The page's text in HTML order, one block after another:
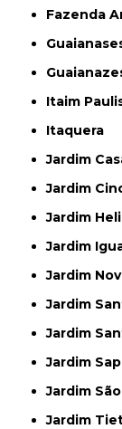
Fazenda
Itaim
Itaquera
Jardim
Jardim
Jardim
Jardim
Jardim
Jardim
Jardim
Jardim
Jardim
Jardim